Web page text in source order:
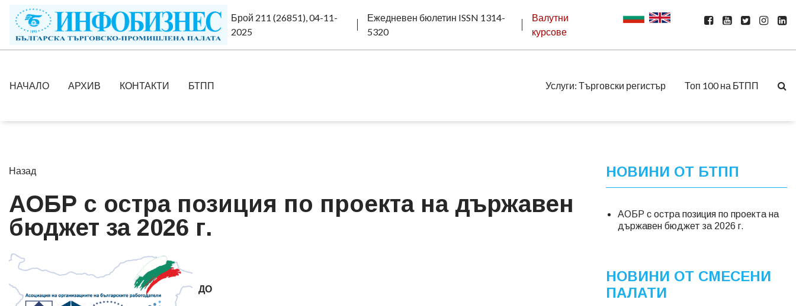
Брой 211 (26851), 04-11-
2025
Ежедневен бюлетин ISSN 1314-
5320
Валутни
курсове
НАЧАЛО АРХИВ КОНТАКТИ БТПП Услуги: Търговски регистър Топ 100 на БТПП
Назад
АОБР с остра позиция по проекта на държавен
бюджет за 2026 г.
ДО
НОВИНИ ОТ БТПП
АОБР с остра позиция по проекта на
държавен бюджет за 2026 г.
НОВИНИ ОТ СМЕСЕНИ
ПАЛАТИ